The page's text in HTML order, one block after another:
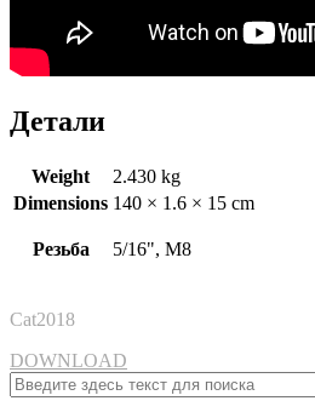
Детали
Weight
2.430 kg
Dimensions 140 × 1.6 × 15 cm
Резьба 5/16", M8
Cat2018
DOWNLOAD